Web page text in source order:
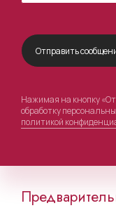
Нажимая на кнопку
обработку
политикой